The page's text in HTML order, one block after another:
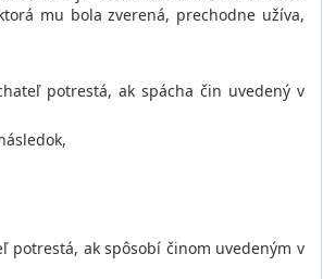
mu bola zverená, prechodne užíva,
potrestá, ak spácha čin uvedený v
potrestá, ak spôsobí činom uvedeným v